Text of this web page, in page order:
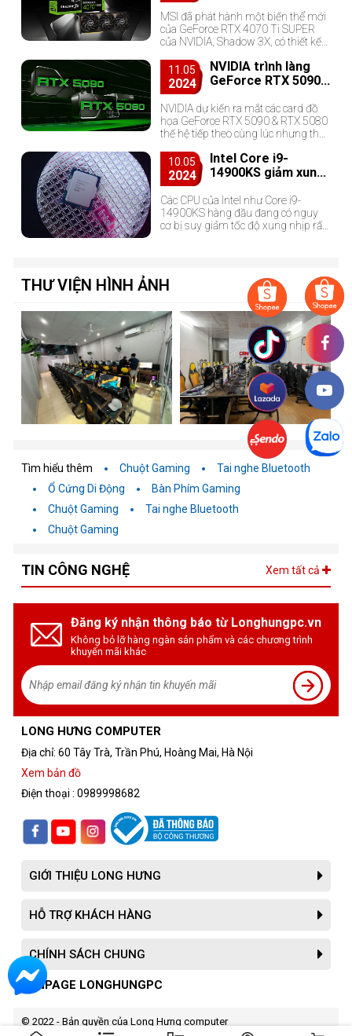
phối màu mới
MSI đã phát hành một biến thể mới
của GeForce RTX 4070 Ti SUPER
của NVIDIA, Shadow 3X, có thiết kế
điển.
11.05
2024
NVIDIA trình làng
GeForce RTX 5090
NVIDIA dự kiến ra mắt các card đồ
họa GeForce RTX 5090 & RTX 5080
thế hệ tiếp theo cùng lúc nhưng thời
10.05
2024
Intel Core i9-
14900KS giảm xung
GHz
Các CPU của Intel như Core i9-
14900KS hàng đầu đang có nguy
cơ bị suy giảm tốc độ xung nhịp rất
THƯ VIỆN HÌNH ẢNH
Tìm hiểu thêm Chuột Gaming
Tai nghe Bluetooth
Ổ Cứng Di Động
Bàn Phím Gaming
Chuột Gaming
Tai nghe Bluetooth
Chuột Gaming
TIN CÔNG NGHỆ Xem tất cả
Đăng ký nhận thông báo từ Longhungpc.vn
Không bỏ lỡ hàng ngàn sản phẩm và các chương trình
khuyến mãi khác
LONG HƯNG COMPUTER
Địa chỉ: 60 Tây Trà, Trần Phú, Hoàng Mai, Hà Nội
Xem bản đồ
Điện thoại : 0989998682
GIỚI THIỆU LONG HƯNG
HỖ TRỢ KHÁCH HÀNG
CHÍNH SÁCH CHUNG
FANPAGE LONGHUNGPC
© 2022 - Bản quyền của Long Hưng computer